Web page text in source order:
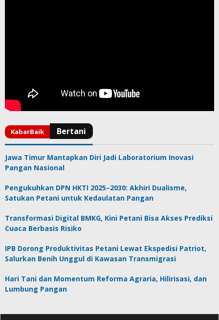
Jawa Timur Mantapkan Diri Jadi Laboratorium Inovasi
Pangan Nasional
Pengukuhkan DPN HKTI 2025–2030: Akhiri Dualisme,
Satukan Petani untuk Kedaulatan Pangan
Transformasi Digital BMKG, Kini Petani Bisa Akses Prediksi
Cuaca Berbasis Risiko
IPB Dorong Produktivitas Petani Lewat Ekspedisi Patriot,
Salurkan Benih Unggul di Kawasan Transmigrasi
Hari Tani dan Momentum Reforma Agraria, Hilirisasi, dan
Lumbung Pangan